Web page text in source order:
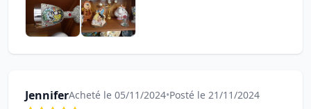
JenniferAcheté le 05/11/2024•Posté le 21/11/2024